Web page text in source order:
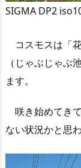
SIGMA DP2
コスモスは「
（じゃぶじゃぶ
ます。
咲き始めてき
ない状況かと思わ